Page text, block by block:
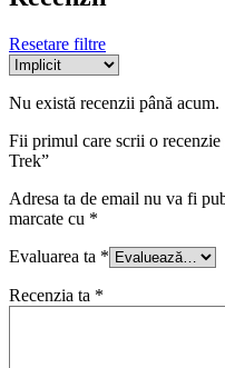
Resetare filtre
Nu există recenzii până acum.
Fii primul care scrii o
Trek”
Adresa ta de email nu va fi
marcate cu *
Evaluarea ta *
Recenzia ta *